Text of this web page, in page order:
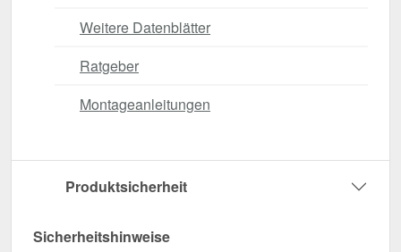
Weitere Datenblätter
Ratgeber
Montageanleitungen
Produktsicherheit
Sicherheitshinweise